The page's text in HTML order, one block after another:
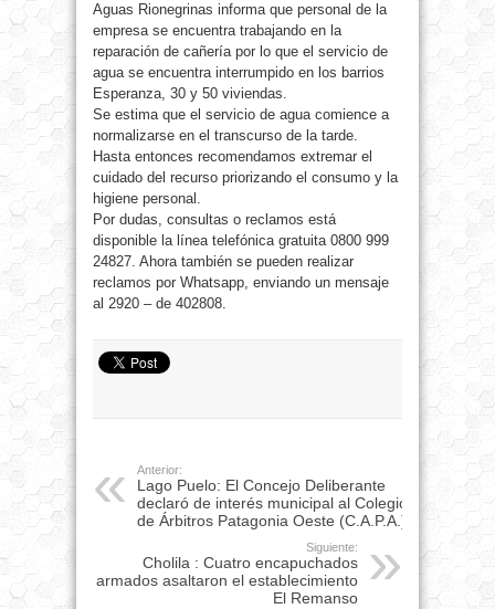
Aguas Rionegrinas informa que personal de la
empresa se encuentra trabajando en la
reparación de cañería por lo que el servicio de
agua se encuentra interrumpido en los barrios
Esperanza, 30 y 50 viviendas.
Se estima que el servicio de agua comience a
normalizarse en el transcurso de la tarde.
Hasta entonces recomendamos extremar el
cuidado del recurso priorizando el consumo y la
higiene personal.
Por dudas, consultas o reclamos está
disponible la línea telefónica gratuita 0800 999
24827. Ahora también se pueden realizar
reclamos por Whatsapp, enviando un mensaje
al 2920 – de 402808.
Anterior:
Lago Puelo: El Concejo Deliberante
declaró de interés municipal al Colegio
de Árbitros Patagonia Oeste (C.A.P.A.)
Siguiente:
Cholila : Cuatro encapuchados
armados asaltaron el establecimiento
El Remanso